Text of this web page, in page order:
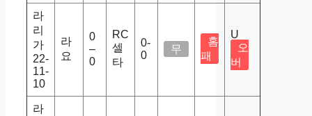
라
리
가
22-
11-
10
라
요
0
–
0
RC
셀
타
0-
0
무
홈
패
U
오
버
라